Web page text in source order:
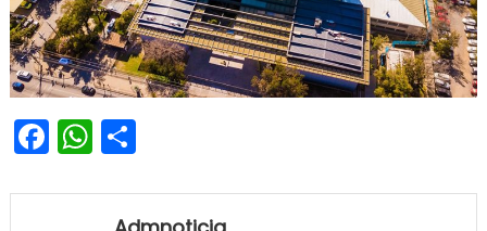
Facebook
WhatsApp
Share